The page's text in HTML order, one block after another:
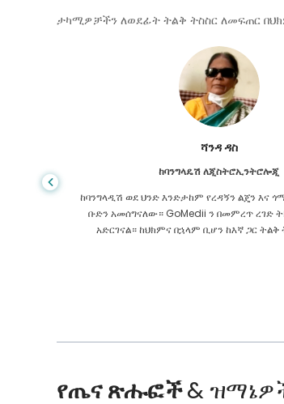
ታካሚዎቻችን ለወደፊት ትልቅ ትስስር ለመፍጠር
ሻንዳ ዳስ
ከባንግላዴሽ ለጂስትሮኢንትሮሎጂ
ከባንግላዲሽ ወደ ህንድ እንድታከም የረዳኝን ልጄን እና
ቡድን አመሰግናለው። GoMedii ን በመምረጥ ረገድ
አድርገናል። ከህክምና በኋላም ቢሆን ከእኛ ጋር
የጤና ጽሑፎች&